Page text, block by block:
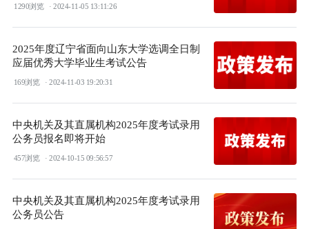
1290浏览 · 2024-11-05 13:11:26
2025年度辽宁省面向山东大学选调全日制
应届优秀大学毕业生考试公告
169浏览 · 2024-11-03 19:20:31
中央机关及其直属机构2025年度考试录用
公务员报名即将开始
457浏览 · 2024-10-15 09:56:57
中央机关及其直属机构2025年度考试录用
公务员公告